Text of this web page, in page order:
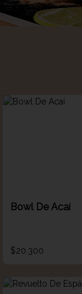
Bowl De Acaí
$20.300